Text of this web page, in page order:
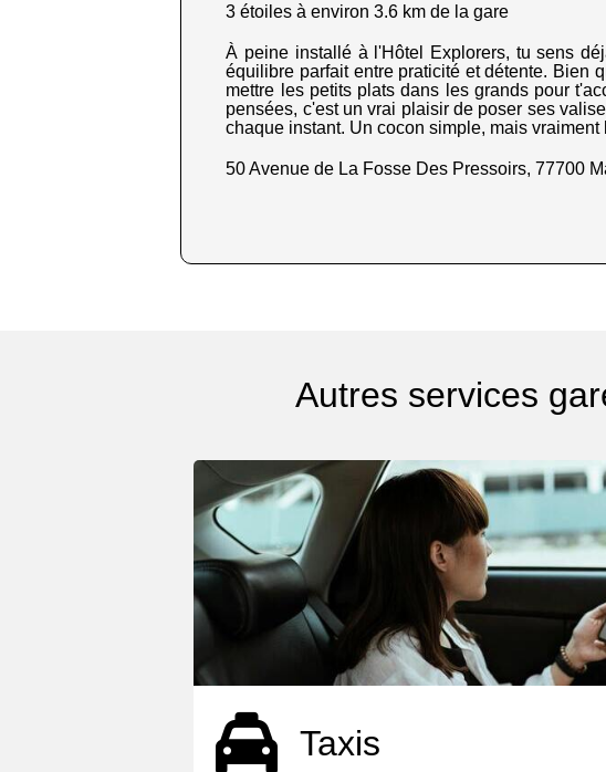
3 étoiles à environ 3.6 km de la gare
À peine installé à l'Hôtel Explorers, tu sens
équilibre parfait entre praticité et détente. Bien
mettre les petits plats dans les grands pour
pensées, c'est un vrai plaisir de poser ses
chaque instant. Un cocon simple, mais vraiment
50 Avenue de La Fosse Des Pressoirs, 77700
Autres services
Taxis